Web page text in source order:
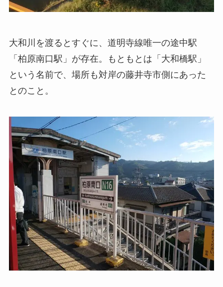
大和川を渡るとすぐに、道明寺線唯一の途中駅
「柏原南口駅」が存在。もともとは「大和橋駅」
という名前で、場所も対岸の藤井寺市側にあった
とのこと。